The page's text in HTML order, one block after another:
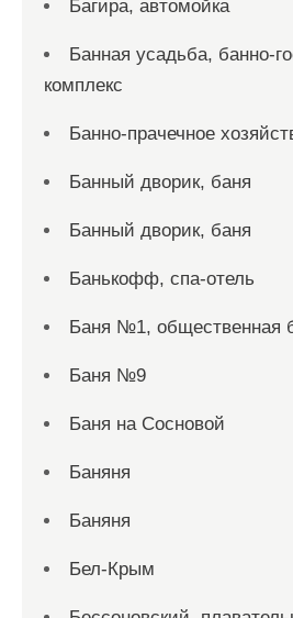
Багира, автомойка
Банная усадьба, банно-
комплекс
Банно-прачечное
Банный дворик, баня
Банный дворик, баня
Банькофф, спа-отель
Баня №1, общественная
Баня №9
Баня на Сосновой
Баняня
Баняня
Бел-Крым